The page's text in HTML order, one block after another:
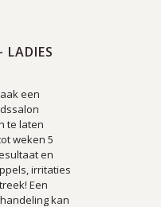
LADIES
een
te laten
weken 5
en
irritaties
Een
kan